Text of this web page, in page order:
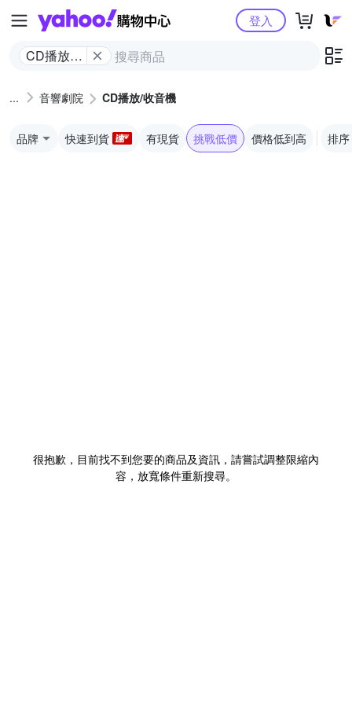
Yahoo購物中心
CD播放/
登入
音響劇院 CD播放/收音機
品牌 快速到貨 有現貨 挑戰低價 價格低到高 排序
很抱歉，目前找不到您要的商品及資訊，請嘗試調整限縮內
容，放寬條件重新搜尋。